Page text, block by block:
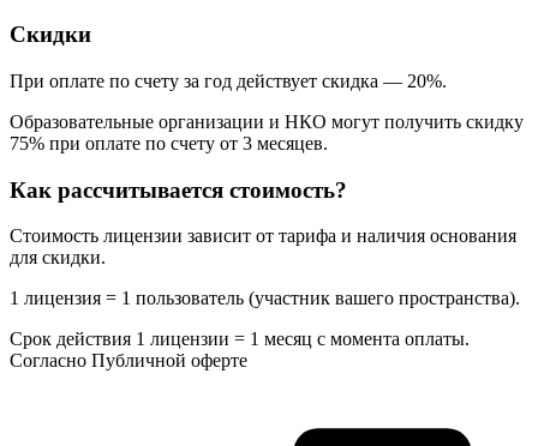
Скидки
При оплате по счету за год действует скидка — 20%.
Образовательные организации и НКО могут получить скидку
75% при оплате по счету от 3 месяцев.
Как рассчитывается стоимость?
Стоимость лицензии зависит от тарифа и наличия основания
для скидки.
1 лицензия = 1 пользователь (участник вашего пространства).
Срок действия 1 лицензии = 1 месяц с момента оплаты.
Согласно Публичной оферте